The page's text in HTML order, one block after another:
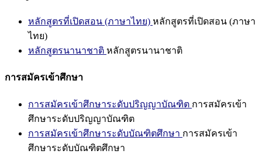
หลักสูตรที่เปิดสอน (ภาษาไทย) หลักสูตรที่เปิดสอน (ภาษา
ไทย)
หลักสูตรนานาชาติ หลักสูตรนานาชาติ
การสมัครเข้าศึกษา
การสมัครเข้าศึกษาระดับปริญญาบัณฑิต การสมัครเข้า
ศึกษาระดับปริญญาบัณฑิต
การสมัครเข้าศึกษาระดับบัณฑิตศึกษา การสมัครเข้า
ศึกษาระดับบัณฑิตศึกษา